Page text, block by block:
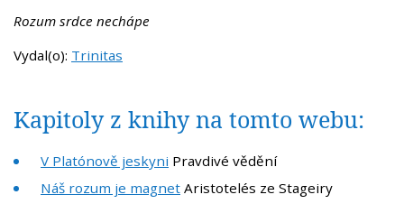
Rozum srdce nechápe
Vydal(o): Trinitas
Kapitoly z knihy na tomto webu:
V Platónově jeskyni Pravdivé vědění
Náš rozum je magnet Aristotelés ze Stageiry